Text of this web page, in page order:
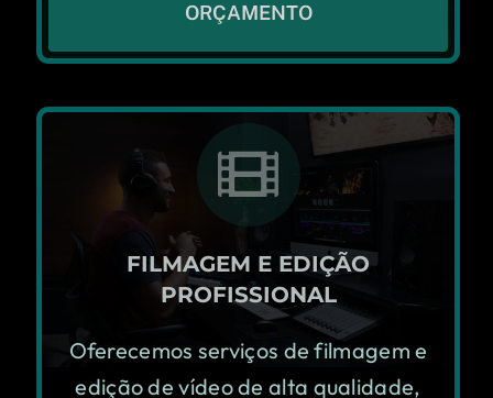
ORÇAMENTO
FILMAGEM E EDIÇÃO
PROFISSIONAL
Oferecemos serviços de filmagem e
edição de vídeo de alta qualidade,